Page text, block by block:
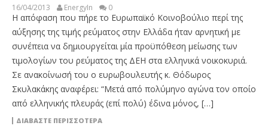
16/04/2013 EnergyIn 0
H απόφαση που πήρε το Ευρωπαϊκό Κοινοβούλιο περί της
αύξησης της τιμής ρεύματος στην Ελλάδα ήταν αρνητική με
συνέπεια να δημιουργείται μία προϋπόθεση μείωσης των
τιμολογίων του ρεύματος της ΔΕΗ στα ελληνικά νοικοκυριά.
Σε ανακοίνωσή του ο ευρωβουλευτής κ. Θόδωρος
Σκυλακάκης αναφέρει: “Μετά από πολύμηνο αγώνα τον οποίο
από ελληνικής πλευράς (επί πολύ) έδινα μόνος, […]
ΔΙΑΒΆΣΤΕ ΠΕΡΙΣΣΌΤΕΡΑ